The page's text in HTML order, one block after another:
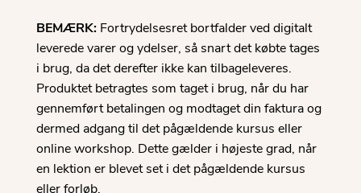
BEMÆRK: Fortrydelsesret bortfalder ved digitalt
leverede varer og ydelser, så snart det købte tages
i brug, da det derefter ikke kan tilbageleveres.
Produktet betragtes som taget i brug, når du har
gennemført betalingen og modtaget din faktura og
dermed adgang til det pågældende kursus eller
online workshop. Dette gælder i højeste grad, når
en lektion er blevet set i det pågældende kursus
eller forløb.